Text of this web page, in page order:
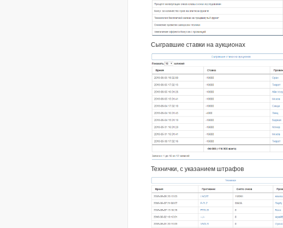
Сыгравшие ставки на аукционах
Технички, с указанием штрафов